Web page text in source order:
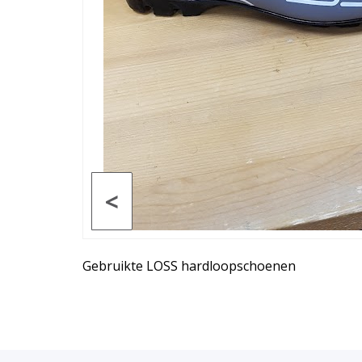
<
Gebruikte LOSS hardloopschoenen